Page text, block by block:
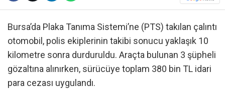
Bursa’da Plaka Tanıma Sistemi’ne (PTS) takılan çalıntı
otomobil, polis ekiplerinin takibi sonucu yaklaşık 10
kilometre sonra durduruldu. Araçta bulunan 3 şüpheli
gözaltına alınırken, sürücüye toplam 380 bin TL idari
para cezası uygulandı.